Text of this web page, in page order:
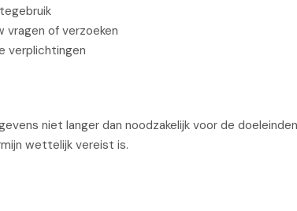
vragen of verzoeken
verplichtingen
niet langer dan noodzakelijk voor de
wettelijk vereist is.